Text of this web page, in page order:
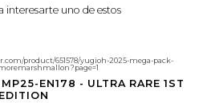
interesarte uno de estos
product/651578/yugioh-2025-mega-pack-
EN178 - ULTRA RARE 1ST
EDITION